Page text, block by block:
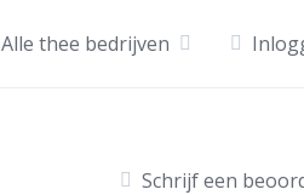
Alle thee bedrijven
Schrijf een